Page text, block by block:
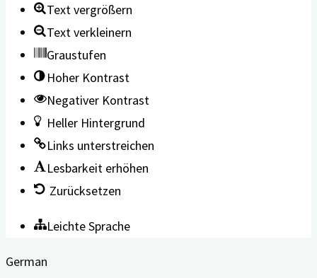
Text vergrößern
Text verkleinern
Graustufen
Hoher Kontrast
Negativer Kontrast
Heller Hintergrund
Links unterstreichen
Lesbarkeit erhöhen
Zurücksetzen
Leichte Sprache
German